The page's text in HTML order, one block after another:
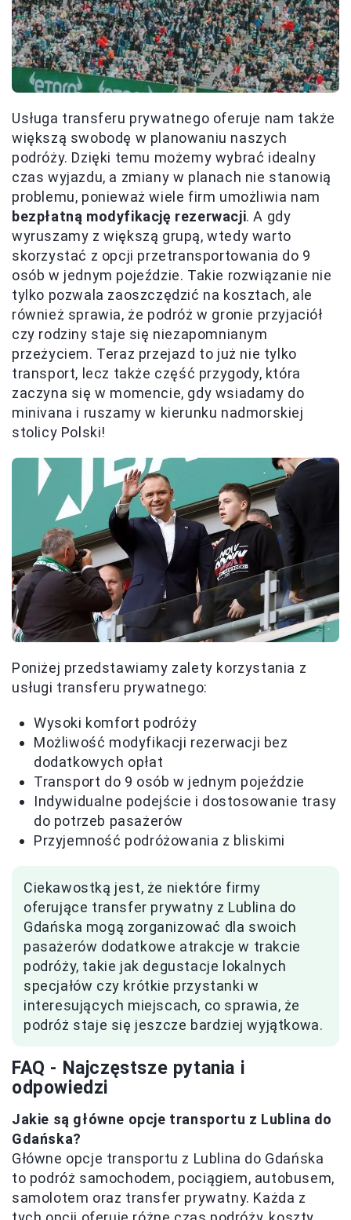
Usługa transferu prywatnego oferuje nam także
większą swobodę w planowaniu naszych
podróży. Dzięki temu możemy wybrać idealny
czas wyjazdu, a zmiany w planach nie stanowią
problemu, ponieważ wiele firm umożliwia nam
bezpłatną modyfikację rezerwacji. A gdy
wyruszamy z większą grupą, wtedy warto
skorzystać z opcji przetransportowania do 9
osób w jednym pojeździe. Takie rozwiązanie nie
tylko pozwala zaoszczędzić na kosztach, ale
również sprawia, że podróż w gronie przyjaciół
czy rodziny staje się niezapomnianym
przeżyciem. Teraz przejazd to już nie tylko
transport, lecz także część przygody, która
zaczyna się w momencie, gdy wsiadamy do
minivana i ruszamy w kierunku nadmorskiej
stolicy Polski!
Poniżej przedstawiamy zalety korzystania z
usługi transferu prywatnego:
Wysoki komfort podróży
Możliwość modyfikacji rezerwacji bez
dodatkowych opłat
Transport do 9 osób w jednym pojeździe
Indywidualne podejście i dostosowanie trasy
do potrzeb pasażerów
Przyjemność podróżowania z bliskimi
Ciekawostką jest, że niektóre firmy
oferujące transfer prywatny z Lublina do
Gdańska mogą zorganizować dla swoich
pasażerów dodatkowe atrakcje w trakcie
podróży, takie jak degustacje lokalnych
specjałów czy krótkie przystanki w
interesujących miejscach, co sprawia, że
podróż staje się jeszcze bardziej wyjątkowa.
FAQ - Najczęstsze pytania i
odpowiedzi
Jakie są główne opcje transportu z Lublina do
Gdańska?
Główne opcje transportu z Lublina do Gdańska
to podróż samochodem, pociągiem, autobusem,
samolotem oraz transfer prywatny. Każda z